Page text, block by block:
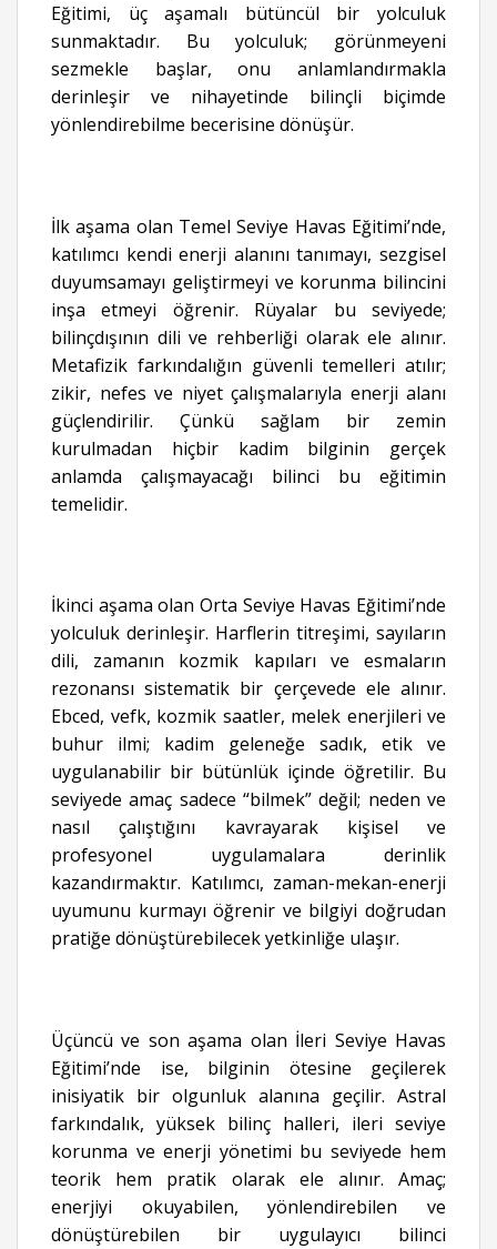
Eğitimi, üç aşamalı bütüncül bir yolculuk
sunmaktadır. Bu yolculuk; görünmeyeni
sezmekle başlar, onu anlamlandırmakla
derinleşir ve nihayetinde bilinçli biçimde
yönlendirebilme becerisine dönüşür.
İlk aşama olan Temel Seviye Havas Eğitimi’nde,
katılımcı kendi enerji alanını tanımayı, sezgisel
duyumsamayı geliştirmeyi ve korunma bilincini
inşa etmeyi öğrenir. Rüyalar bu seviyede;
bilinçdışının dili ve rehberliği olarak ele alınır.
Metafizik farkındalığın güvenli temelleri atılır;
zikir, nefes ve niyet çalışmalarıyla enerji alanı
güçlendirilir. Çünkü sağlam bir zemin
kurulmadan hiçbir kadim bilginin gerçek
anlamda çalışmayacağı bilinci bu eğitimin
temelidir.
İkinci aşama olan Orta Seviye Havas Eğitimi’nde
yolculuk derinleşir. Harflerin titreşimi, sayıların
dili, zamanın kozmik kapıları ve esmaların
rezonansı sistematik bir çerçevede ele alınır.
Ebced, vefk, kozmik saatler, melek enerjileri ve
buhur ilmi; kadim geleneğe sadık, etik ve
uygulanabilir bir bütünlük içinde öğretilir. Bu
seviyede amaç sadece “bilmek” değil; neden ve
nasıl çalıştığını kavrayarak kişisel ve
profesyonel uygulamalara derinlik
kazandırmaktır. Katılımcı, zaman-mekan-enerji
uyumunu kurmayı öğrenir ve bilgiyi doğrudan
pratiğe dönüştürebilecek yetkinliğe ulaşır.
Üçüncü ve son aşama olan İleri Seviye Havas
Eğitimi’nde ise, bilginin ötesine geçilerek
inisiyatik bir olgunluk alanına geçilir. Astral
farkındalık, yüksek bilinç halleri, ileri seviye
korunma ve enerji yönetimi bu seviyede hem
teorik hem pratik olarak ele alınır. Amaç;
enerjiyi okuyabilen, yönlendirebilen ve
dönüştürebilen bir uygulayıcı bilinci